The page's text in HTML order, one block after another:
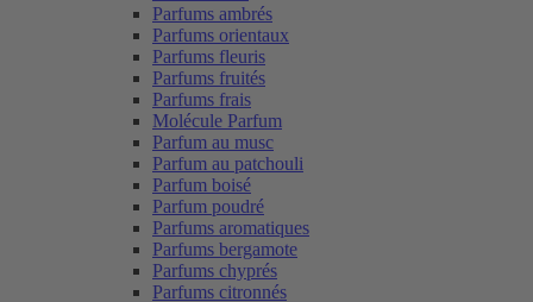
Parfums ambrés
Parfums orientaux
Parfums fleuris
Parfums fruités
Parfums frais
Molécule Parfum
Parfum au musc
Parfum au patchouli
Parfum boisé
Parfum poudré
Parfums aromatiques
Parfums bergamote
Parfums chyprés
Parfums citronnés